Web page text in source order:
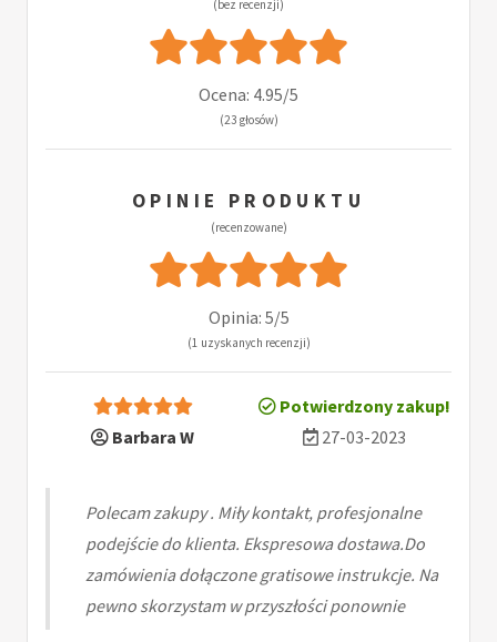
(bez recenzji)
Ocena: 4.95/5
(23 głosów)
OPINIE PRODUKTU
(recenzowane)
Opinia: 5/5
(1 uzyskanych recenzji)
Potwierdzony zakup!
Barbara W
27-03-2023
Polecam zakupy . Miły kontakt, profesjonalne
podejście do klienta. Ekspresowa dostawa.Do
zamówienia dołączone gratisowe instrukcje. Na
pewno skorzystam w przyszłości ponownie